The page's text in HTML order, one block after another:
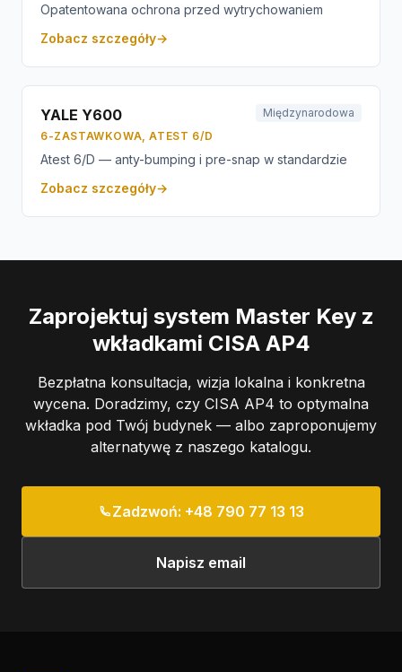
Opatentowana ochrona przed wytrychowaniem
Zobacz szczegóły→
YALE Y600
Międzynarodowa
6-ZASTAWKOWA, ATEST 6/D
Atest 6/D — anty-bumping i pre-snap w standardzie
Zobacz szczegóły→
Zaprojektuj system Master Key z
wkładkami CISA AP4
Bezpłatna konsultacja, wizja lokalna i konkretna
wycena. Doradzimy, czy CISA AP4 to optymalna
wkładka pod Twój budynek — albo zaproponujemy
alternatywę z naszego katalogu.
Zadzwoń: +48 790 77 13 13
Napisz email